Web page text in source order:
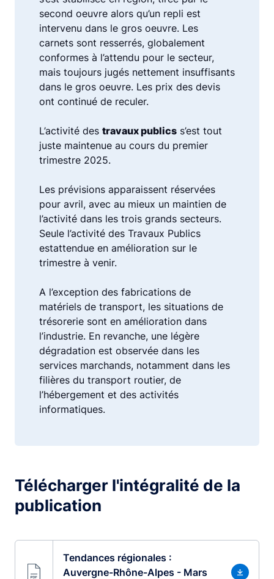
second oeuvre alors qu’un repli est
intervenu dans le gros oeuvre. Les
carnets sont resserrés, globalement
conformes à l’attendu pour le secteur,
mais toujours jugés nettement insuffisants
dans le gros oeuvre. Les prix des devis
ont continué de reculer.
L’activité des travaux publics s’est tout
juste maintenue au cours du premier
trimestre 2025.
Les prévisions apparaissent réservées
pour avril, avec au mieux un maintien de
l’activité dans les trois grands secteurs.
Seule l’activité des Travaux Publics
estattendue en amélioration sur le
trimestre à venir.
A l’exception des fabrications de
matériels de transport, les situations de
trésorerie sont en amélioration dans
l’industrie. En revanche, une légère
dégradation est observée dans les
services marchands, notamment dans les
filières du transport routier, de
l’hébergement et des activités
informatiques.
Télécharger l'intégralité de la
publication
Tendances régionales :
Auvergne-Rhône-Alpes - Mars